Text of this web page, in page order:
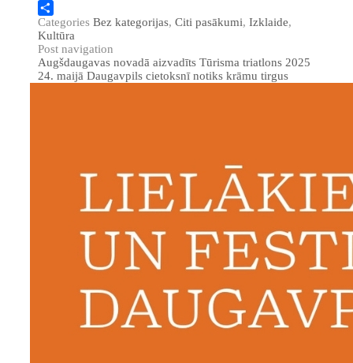
Twitter
Share
Categories Bez kategorijas, Citi pasākumi, Izklaide,
Kultūra
Post navigation
Augšdaugavas novadā aizvadīts Tūrisma triatlons 2025
24. maijā Daugavpils cietoksnī notiks krāmu tirgus